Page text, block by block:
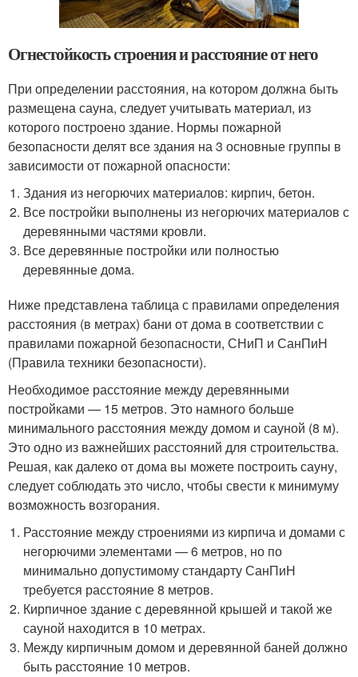
Огнестойкость строения и расстояние от него
При определении расстояния, на котором должна быть
размещена сауна, следует учитывать материал, из
которого построено здание. Нормы пожарной
безопасности делят все здания на 3 основные группы в
зависимости от пожарной опасности:
Здания из негорючих материалов: кирпич, бетон.
Все постройки выполнены из негорючих материалов с
деревянными частями кровли.
Все деревянные постройки или полностью
деревянные дома.
Ниже представлена ​​таблица с правилами определения
расстояния (в метрах) бани от дома в соответствии с
правилами пожарной безопасности, СНиП и СанПиН
(Правила техники безопасности).
Необходимое расстояние между деревянными
постройками — 15 метров. Это намного больше
минимального расстояния между домом и сауной (8 м).
Это одно из важнейших расстояний для строительства.
Решая, как далеко от дома вы можете построить сауну,
следует соблюдать это число, чтобы свести к минимуму
возможность возгорания.
Расстояние между строениями из кирпича и домами с
негорючими элементами — 6 метров, но по
минимально допустимому стандарту СанПиН
требуется расстояние 8 метров.
Кирпичное здание с деревянной крышей и такой же
сауной находится в 10 метрах.
Между кирпичным домом и деревянной баней должно
быть расстояние 10 метров.